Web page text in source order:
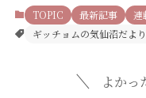
TOPIC 最新記事
連
ギッチョムの気仙沼だより
よかっ